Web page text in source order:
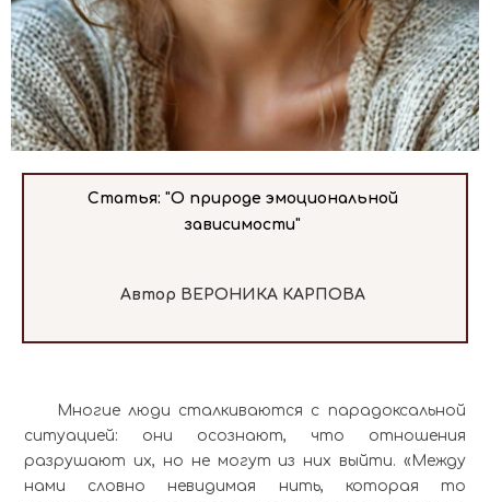
Статья: "О природе эмоциональной
зависимости"
Автор ВЕРОНИКА КАРПОВА
Многие люди сталкиваются с парадоксальной
ситуацией: они осознают, что отношения
разрушают их, но не могут из них выйти. «Между
нами словно невидимая нить, которая то